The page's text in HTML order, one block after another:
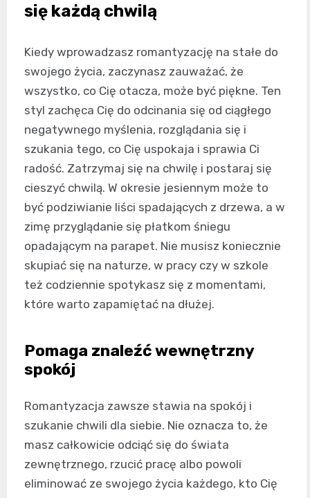
się każdą chwilą
Kiedy wprowadzasz romantyzację na stałe do
swojego życia, zaczynasz zauważać, że
wszystko, co Cię otacza, może być piękne. Ten
styl zachęca Cię do odcinania się od ciągłego
negatywnego myślenia, rozglądania się i
szukania tego, co Cię uspokaja i sprawia Ci
radość. Zatrzymaj się na chwilę i postaraj się
cieszyć chwilą. W okresie jesiennym może to
być podziwianie liści spadających z drzewa, a w
zimę przyglądanie się płatkom śniegu
opadającym na parapet. Nie musisz koniecznie
skupiać się na naturze, w pracy czy w szkole
też codziennie spotykasz się z momentami,
które warto zapamiętać na dłużej.
Pomaga znaleźć wewnętrzny
spokój
Romantyzacja zawsze stawia na spokój i
szukanie chwili dla siebie. Nie oznacza to, że
masz całkowicie odciąć się do świata
zewnętrznego, rzucić pracę albo powoli
eliminować ze swojego życia każdego, kto Cię